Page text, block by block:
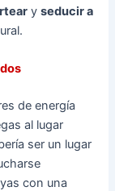
yseducir a
de energía
al lugar
ser un lugar
con una